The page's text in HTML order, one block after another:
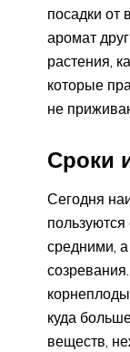
посадки от
аромат
растения,
которые
не
Сроки
Сегодня
средними,
куда
веществ,